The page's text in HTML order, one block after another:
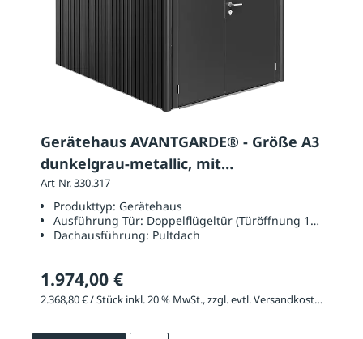
Gerätehaus AVANTGARDE® - Größe A3
dunkelgrau-metallic, mit
Doppelflügeltür
Art-Nr. 330.317
Produkttyp: Gerätehaus
Ausführung Tür: Doppelflügeltür (Türöffnung 1390 x
Dachausführung: Pultdach
1.974,00 €
2.368,80 € / Stück inkl. 20 % MwSt., zzgl. evtl. Versandkosten